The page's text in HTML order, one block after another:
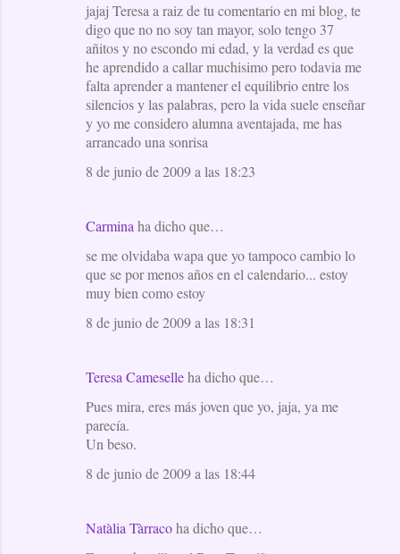
jajaj Teresa a raiz de tu comentario en mi blog, te
digo que no no soy tan mayor, solo tengo 37
añitos y no escondo mi edad, y la verdad es que
he aprendido a callar muchisimo pero todavia me
falta aprender a mantener el equilibrio entre los
silencios y las palabras, pero la vida suele enseñar
y yo me considero alumna aventajada, me has
arrancado una sonrisa
8 de junio de 2009 a las 18:23
Carmina ha dicho que…
se me olvidaba wapa que yo tampoco cambio lo
que se por menos años en el calendario... estoy
muy bien como estoy
8 de junio de 2009 a las 18:31
Teresa Cameselleha dicho que…
Pues mira, eres más joven que yo, jaja, ya me
parecía.
Un beso.
8 de junio de 2009 a las 18:44
Natàlia Tàrracoha dicho que…